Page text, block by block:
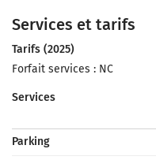
Services et tarifs
Tarifs (2025)
Forfait services : NC
Services
Parking